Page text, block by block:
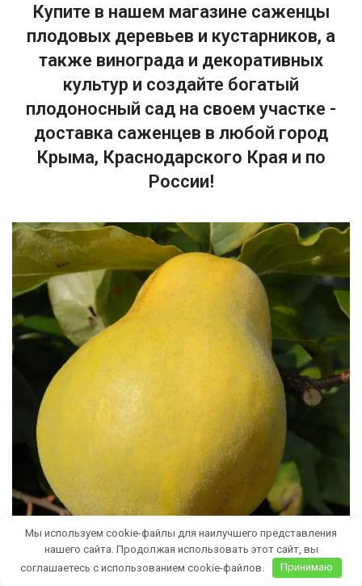
Купите в нашем магазине саженцы
плодовых деревьев и кустарников, а
также винограда и декоративных
культур и создайте богатый
плодоносный сад на своем участке -
доставка саженцев в любой город
Крыма, Краснодарского Края и по
России!
Мы используем cookie-файлы для наилучшего представления
нашего сайта. Продолжая использовать этот сайт, вы
соглашаетесь с использованием cookie-файлов.
Принимаю